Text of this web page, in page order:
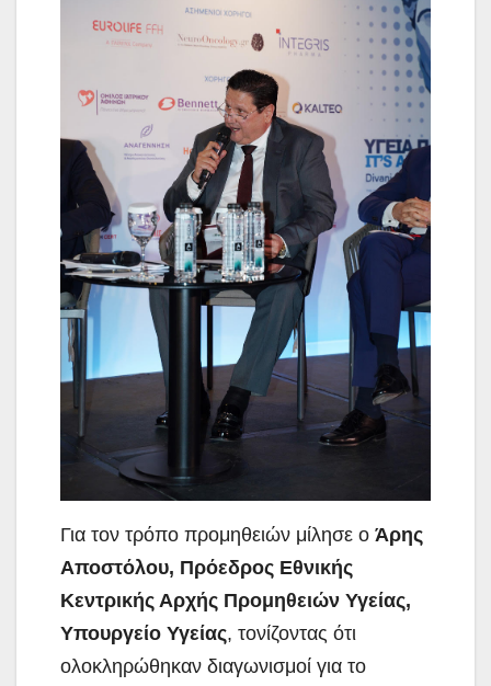
Για τον τρόπο προμηθειών μίλησε ο Άρης
Αποστόλου, Πρόεδρος Εθνικής
Κεντρικής Αρχής Προμηθειών Υγείας,
Υπουργείο Υγείας, τονίζοντας ότι
ολοκληρώθηκαν διαγωνισμοί για το